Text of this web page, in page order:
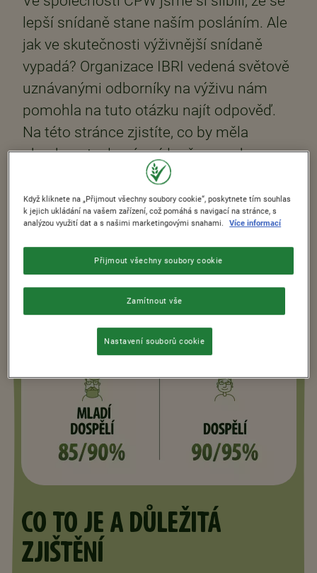
lepší snídaně stane naším posláním. Ale
jak ve skutečnosti výživnější snídaně
vypadá? Organizace IBRI vedená světově
uznávanými odborníky na výživu nám
pomohla na tuto otázku najít odpověď.
Na této stránce zjistíte, co by měla
obsahovat zdravá snídaně a mnoho
CO TO JE A DŮLEŽITÁ
ZJIŠTĚNÍ
Když kliknete na „Přijmout všechny soubory cookie“, poskytnete tím souhlas
k jejich ukládání na vašem zařízení, což pomáhá s navigací na stránce, s
analýzou využití dat a s našimi marketingovými snahami.
Více informací
Zamítnout vše
Přijmout všechny soubory cookie
Nastavení souborů cookie